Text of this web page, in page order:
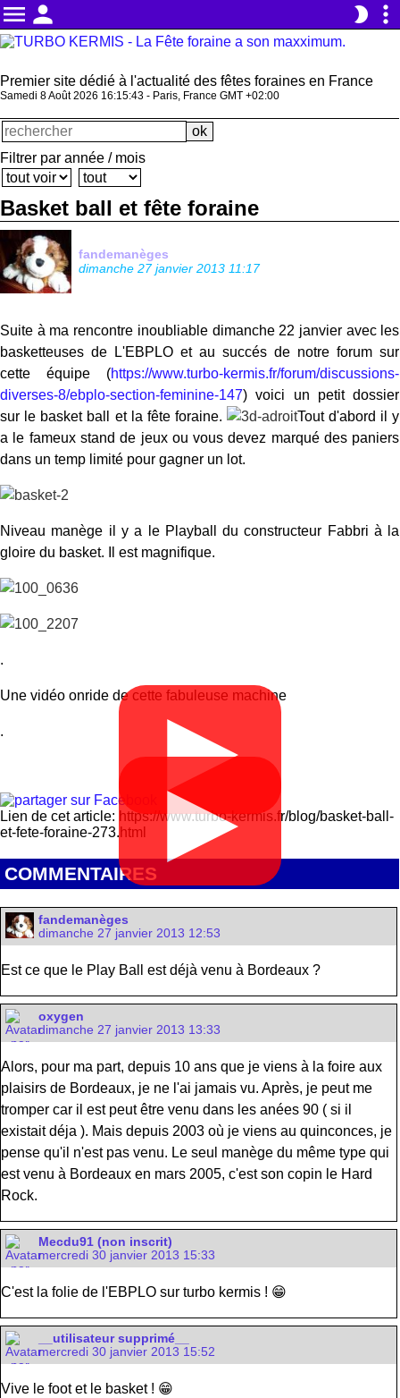
menu person brightness_2 more_vert
Premier site dédié à l'actualité des fêtes foraines en France
Samedi 8 Août 2026 16:15:43 - Paris, France GMT +02:00
Filtrer par année / mois
Basket ball et fête foraine
fandemanèges
dimanche 27 janvier 2013 11:17
Suite à ma rencontre inoubliable dimanche 22 janvier avec les
basketteuses de L'EBPLO et au succés de notre forum sur
cette équipe (https://www.turbo-kermis.fr/forum/discussions-
diverses-8/ebplo-section-feminine-147) voici un petit dossier
sur le basket ball et la fête foraine.
Tout d'abord il y
a le fameux stand de jeux ou vous devez marqué des paniers
dans un temp limité pour gagner un lot.
Niveau manège il y a le Playball du constructeur Fabbri à la
gloire du basket. Il est magnifique.
.
▶
Une vidéo onride de cette fabuleuse machine
.
▶
Lien de cet article: https://www.turbo-kermis.fr/blog/basket-ball-
et-fete-foraine-273.html
COMMENTAIRES
fandemanèges
dimanche 27 janvier 2013 12:53
Est ce que le Play Ball est déjà venu à Bordeaux ?
oxygen
dimanche 27 janvier 2013 13:33
Alors, pour ma part, depuis 10 ans que je viens à la foire aux
plaisirs de Bordeaux, je ne l'ai jamais vu. Après, je peut me
tromper car il est peut être venu dans les anées 90 ( si il
existait déja ). Mais depuis 2003 où je viens au quinconces, je
pense qu'il n'est pas venu. Le seul manège du même type qui
est venu à Bordeaux en mars 2005, c'est son copin le Hard
Rock.
Mecdu91 (non inscrit)
mercredi 30 janvier 2013 15:33
C'est la folie de l'EBPLO sur turbo kermis ! 😁
__utilisateur supprimé__
mercredi 30 janvier 2013 15:52
Vive le foot et le basket ! 😁